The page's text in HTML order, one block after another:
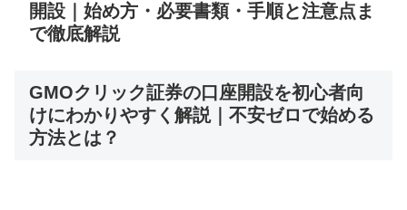
開設｜始め方・必要書類・手順と注意点ま
で徹底解説
GMOクリック証券の口座開設を初心者向
けにわかりやすく解説｜不安ゼロで始める
方法とは？